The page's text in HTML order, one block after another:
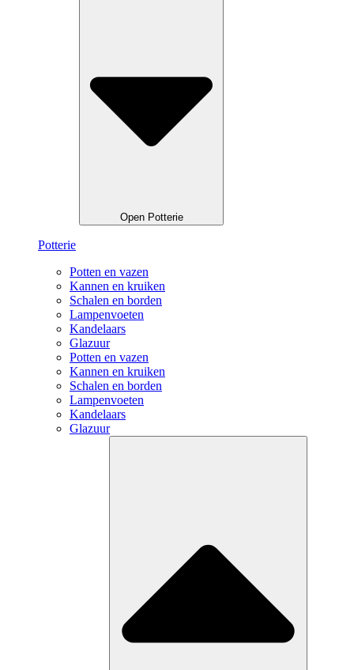
Open Potterie
Potterie
Potten en vazen
Kannen en kruiken
Schalen en borden
Lampenvoeten
Kandelaars
Glazuur
Potten en vazen
Kannen en kruiken
Schalen en borden
Lampenvoeten
Kandelaars
Glazuur